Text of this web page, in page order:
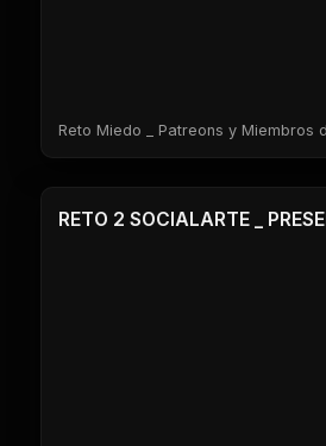
Reto Miedo _ Patreons y Miembros